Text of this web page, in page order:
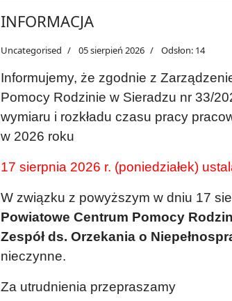
INFORMACJA
Uncategorised 05 sierpień 2026 Odsłon: 14
Informujemy, że zgodnie z
Pomocy Rodzinie w Sieradzu nr 33/
wymiaru i rozkładu czasu pracy
w 2026 roku
17 sierpnia 2026 r. (poniedziałek)
W związku z powyższym w dniu 17
Powiatowe Centrum Pomocy
Zespół ds. Orzekania o
nieczynne.
Za utrudnienia przepraszamy